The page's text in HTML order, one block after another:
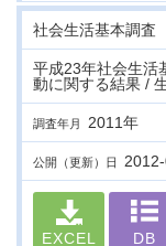
社会生活基本調査
平成23年社会生活
動に関する結果 /
調査年月 2011年
公開（更新）日
EXCEL DB